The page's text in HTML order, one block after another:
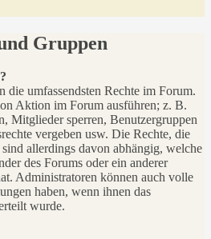
Gruppen
die umfassendsten Rechte im Forum.
Aktion im Forum ausführen; z. B.
Mitglieder sperren, Benutzergruppen
vergeben usw. Die Rechte, die
allerdings davon abhängig, welche
des Forums oder ein anderer
Administratoren können auch volle
haben, wenn ihnen das
wurde.